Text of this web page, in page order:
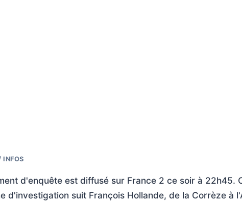
INFOS
d'enquête est diffusé sur France 2 ce soir à 22h45.
d'investigation suit François Hollande, de la Corrèze à